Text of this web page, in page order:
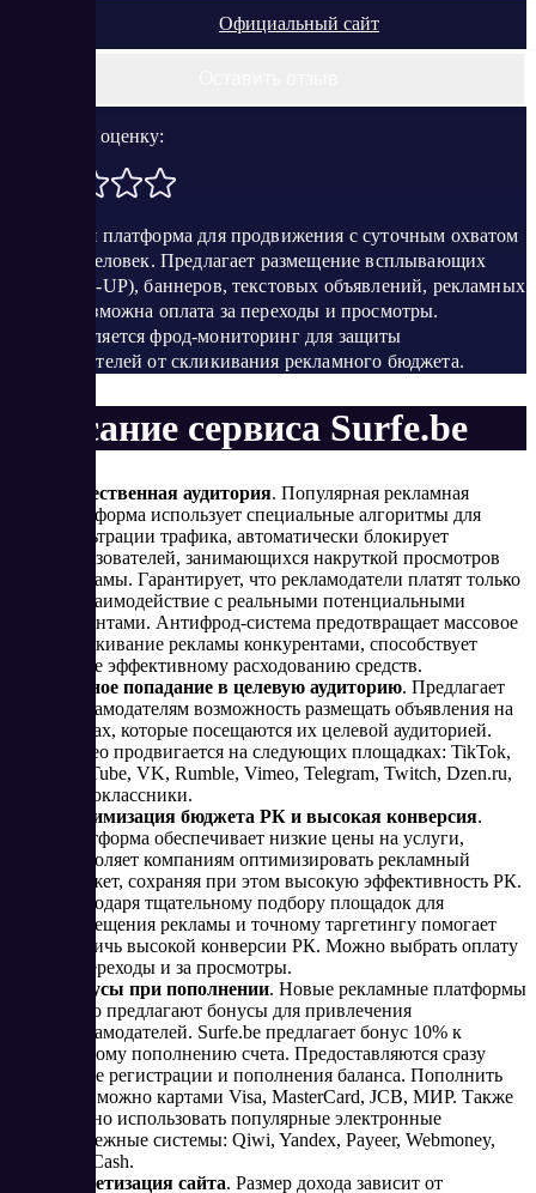
Официальный сайт
Поставить оценку:
Рекламная платформа для продвижения с суточным охватом
300 тыс. человек. Предлагает размещение всплывающих
окон (POP-UP), баннеров, текстовых объявлений, рекламных
видео. Возможна оплата за переходы и просмотры.
Осуществляется фрод-мониторинг для защиты
рекламодателей от скликивания рекламного бюджета.
Описание сервиса Surfe.be
Качественная аудитория. Популярная рекламная
платформа использует специальные алгоритмы для
фильтрации трафика, автоматически блокирует
пользователей, занимающихся накруткой просмотров
рекламы. Гарантирует, что рекламодатели платят только
за взаимодействие с реальными потенциальными
клиентами. Антифрод-система предотвращает массовое
скликивание рекламы конкурентами, способствует
более эффективному расходованию средств.
Точное попадание в целевую аудиторию. Предлагает
рекламодателям возможность размещать объявления на
сайтах, которые посещаются их целевой аудиторией.
Видео продвигается на следующих площадках: TikTok,
YouTube, VK, Rumble, Vimeo, Telegram, Twitch, Dzen.ru,
Oдноклассники.
Оптимизация бюджета РК и высокая конверсия.
Платформа обеспечивает низкие цены на услуги,
позволяет компаниям оптимизировать рекламный
бюджет, сохраняя при этом высокую эффективность РК.
Благодаря тщательному подбору площадок для
размещения рекламы и точному таргетингу помогает
достичь высокой конверсии РК. Можно выбрать оплату
за переходы и за просмотры.
Бонусы при пополнении. Новые рекламные платформы
часто предлагают бонусы для привлечения
рекламодателей. Surfe.be предлагает бонус 10% к
первому пополнению счета. Предоставляются сразу
после регистрации и пополнения баланса. Пополнить
счет можно картами Visa, MasterCard, JCB, МИР. Также
можно использовать популярные электронные
платежные системы: Qiwi, Yandex, Payeer, Webmoney,
AdvCash.
Монетизация сайта. Размер дохода зависит от